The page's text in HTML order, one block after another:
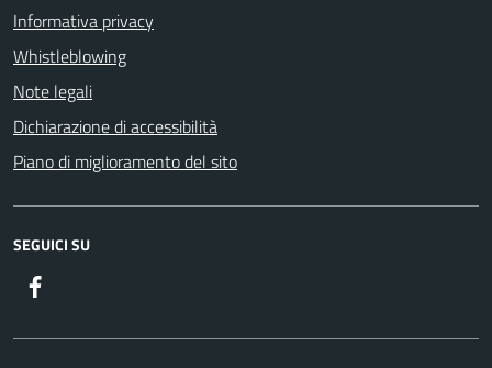
Informativa privacy
Whistleblowing
Note legali
Dichiarazione di accessibilità
Piano di miglioramento del sito
SEGUICI SU